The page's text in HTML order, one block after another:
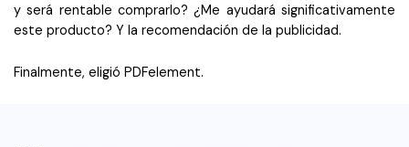
y será rentable comprarlo? ¿Me ayudará significativamente
este producto? Y la recomendación de la publicidad.
Finalmente, eligió PDFelement.